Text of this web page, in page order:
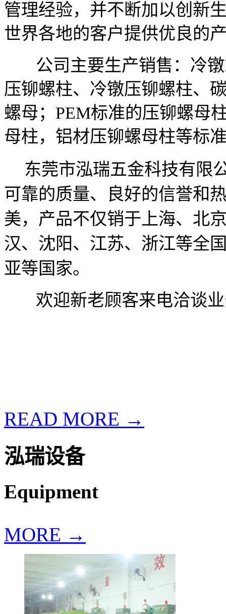
管理经验，并不断加以创新
世界各地的客户提供优良的
公司主要生产销售：冷镦
压铆螺柱、冷镦压铆螺柱、
螺母；PEM标准的压铆螺母
母柱，铝材压铆螺母柱等标
东莞市泓瑞五金科技有限
可靠的质量、良好的信誉和
美，产品不仅销于上海、北
汉、沈阳、江苏、浙江等全
亚等国家。
欢迎新老顾客来电洽谈业
READ MORE →
泓瑞设备
Equipment
MORE →